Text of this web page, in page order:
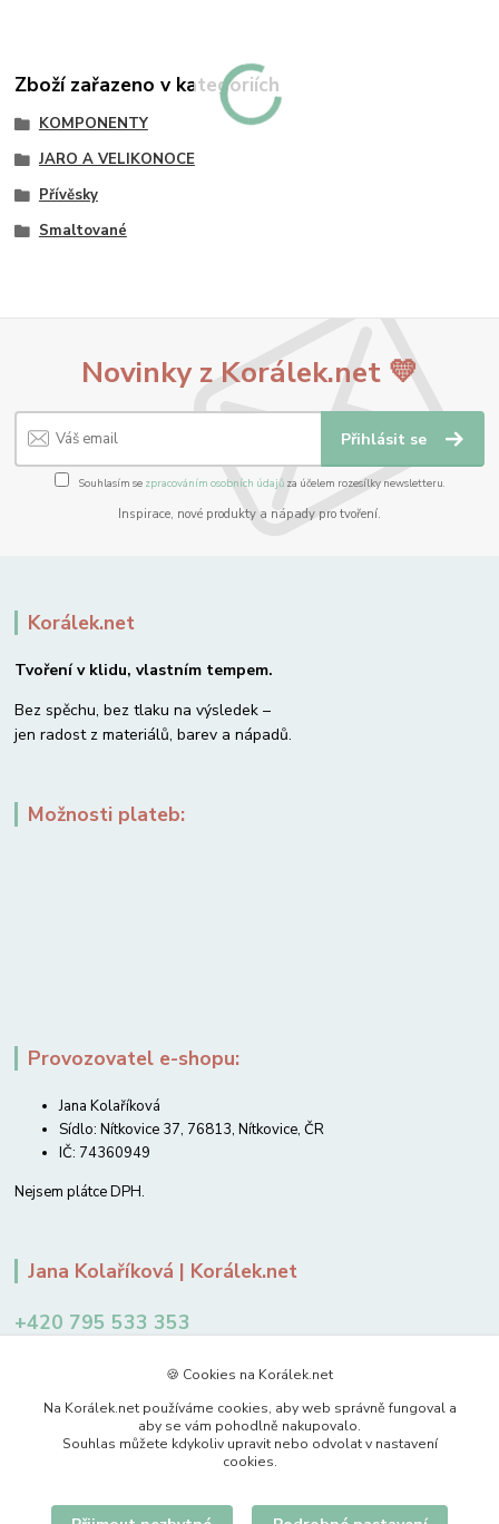
Zboží zařazeno v kategoriích
KOMPONENTY
JARO A VELIKONOCE
Přívěsky
Smaltované
Novinky z Korálek.net 💛
Přihlásit se
Souhlasím se zpracováním osobních údajůza účelem rozesílky newsletteru.
Inspirace, nové produkty a nápady pro tvoření.
Korálek.net
Tvoření v klidu, vlastním tempem.
Bez spěchu, bez tlaku na výsledek –
jen radost z materiálů, barev a nápadů.
Možnosti plateb:
Provozovatel e-shopu:
Jana Kolaříková
Sídlo: Nítkovice 37, 76813, Nítkovice, ČR
IČ: 74360949
Nejsem plátce DPH.
Jana Kolaříková | Korálek.net
+420 795 533 353
🍪 Cookies na Korálek.net
Na Korálek.net používáme cookies, aby web správně fungoval a
aby se vám pohodlně nakupovalo.
Souhlas můžete kdykoliv upravit nebo odvolat v nastavení
cookies.